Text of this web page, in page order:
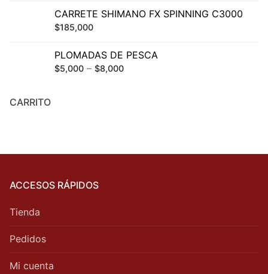
CARRETE SHIMANO FX SPINNING C3000
$185,000
PLOMADAS DE PESCA
$5,000 – $8,000
CARRITO
ACCESOS RÁPIDOS
Tienda
Pedidos
Mi cuenta